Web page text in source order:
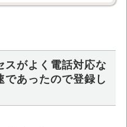
スがよく電話対応な
であったので登録し